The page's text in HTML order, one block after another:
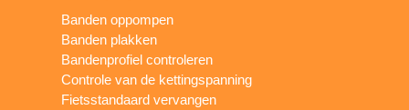
Banden oppompen
Banden plakken
Bandenprofiel controleren
Controle van de kettingspanning
Fietsstandaard vervangen